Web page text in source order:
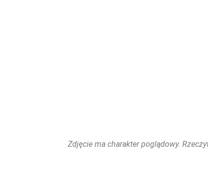
Zdjęcie ma charakter poglądowy.